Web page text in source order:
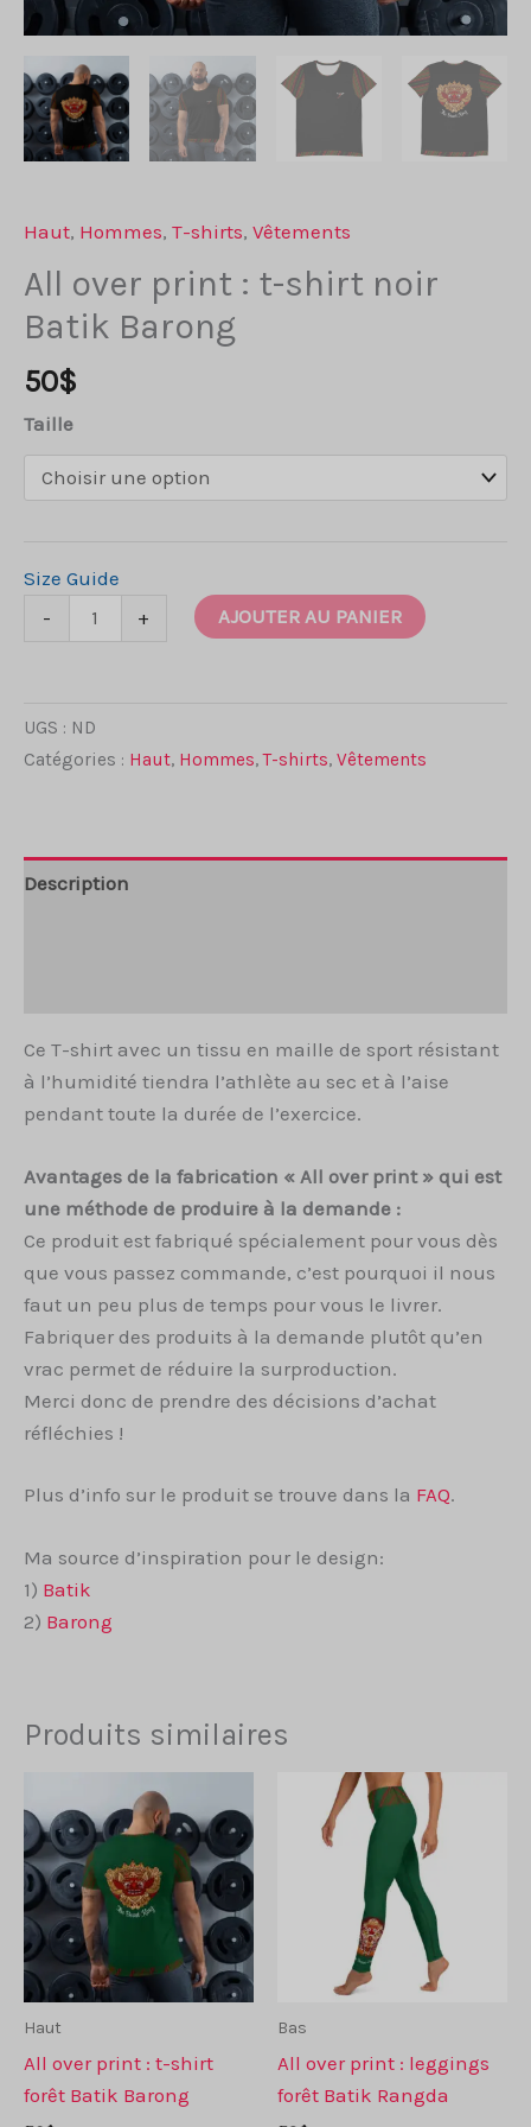
Haut, Hommes, T-shirts, Vêtements
All over print : t-shirt noir
Batik Barong
50$
Taille
Size Guide
-
quantité
print
:
noir
Batik
+ AJOUTER AU PANIER
UGS : ND
Catégories : Haut, Hommes,T-shirts, Vêtements
Description
Ce T-shirt avec un tissu en maille de sport résistant
à l’humidité tiendra l’athlète au sec et à l’aise
pendant toute la durée de l’exercice.
Avantages de la fabrication « All over print » qui est
une méthode de produire à la demande :
Ce produit est fabriqué spécialement pour vous dès
que vous passez commande, c’est pourquoi il nous
faut un peu plus de temps pour vous le livrer.
Fabriquer des produits à la demande plutôt qu’en
vrac permet de réduire la surproduction.
Merci donc de prendre des décisions d’achat
réfléchies !
Plus d’info sur le produit se trouve dans la FAQ.
Ma source d’inspiration pour le design:
1) Batik
2) Barong
Produits similaires
Haut
All over print : t-shirt
forêt Batik Barong
Bas
All over print : leggings
forêt Batik Rangda